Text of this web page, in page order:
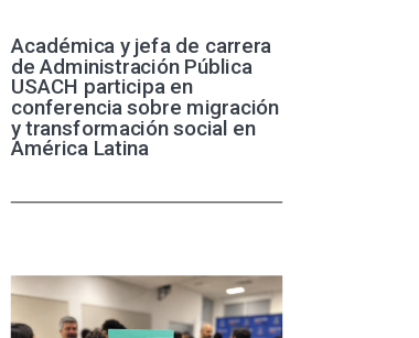
Académica y jefa de carrera
de Administración Pública
USACH participa en
conferencia sobre migración
y transformación social en
América Latina